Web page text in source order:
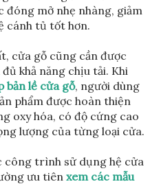
đóng mở nhẹ nhàng, giảm
cánh tủ tốt hơn.
cửa gỗ cũng cần được
khả năng chịu tải. Khi
bản lề cửa gỗ, người dùng
phẩm được hoàn thiện
oxy hóa, có độ cứng cao
lượng của từng loại cửa.
công trình sử dụng hệ cửa
ưu tiênxem các mẫu